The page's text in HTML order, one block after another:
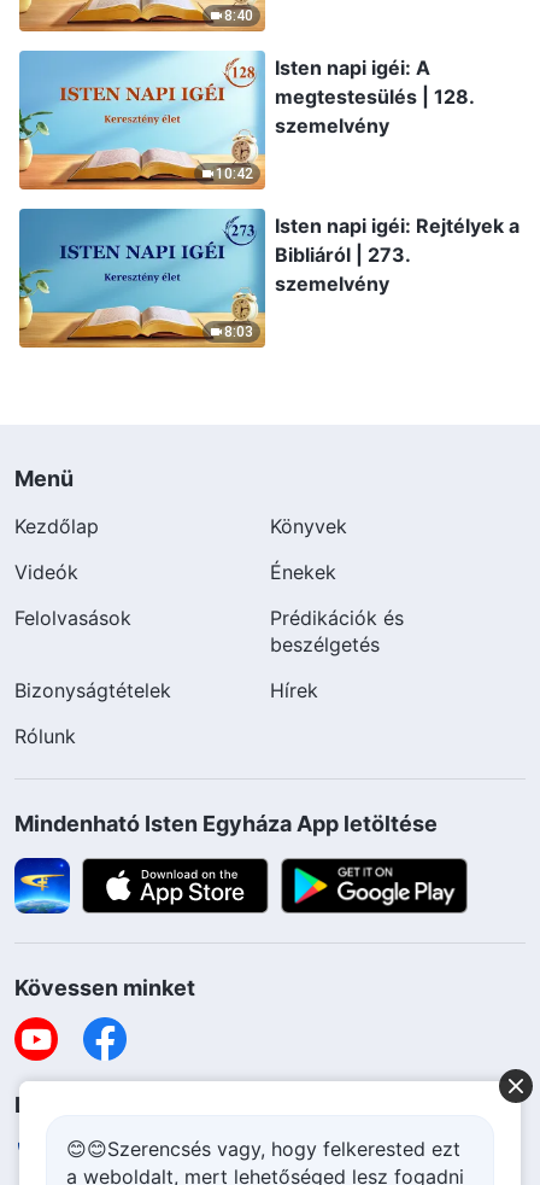
8:40
10:42
Isten napi igéi: A
megtestesülés | 128.
szemelvény
8:03
Isten napi igéi: Rejtélyek a
Bibliáról | 273.
szemelvény
Menü
Kezdőlap
Könyvek
Videók
Énekek
Felolvasások
Prédikációk és
beszélgetés
Bizonyságtételek
Hírek
Rólunk
Mindenható Isten Egyháza App letöltése
Kövessen minket
Lépjen kapcsolatba velünk
+36-70-207-6063
😊😊Szerencsés vagy, hogy felkerested ezt
a weboldalt, mert lehetőséged lesz fogadni